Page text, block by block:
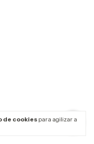
de cookiespara agilizar a